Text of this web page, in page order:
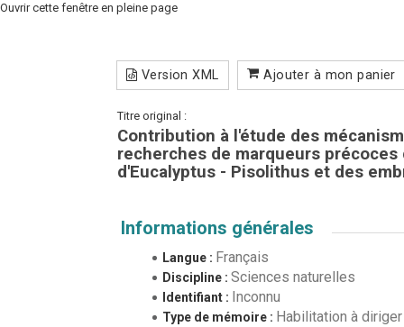
Ouvrir cette fenêtre en pleine page
Version XML Ajouter à mon panier
Titre original :
Contribution à l'étude des
recherches de marqueurs
d'Eucalyptus - Pisolithus et des
Informations générales
Langue : Français
Discipline : Sciences naturelles
Identifiant : Inconnu
Type de mémoire : Habilitation à